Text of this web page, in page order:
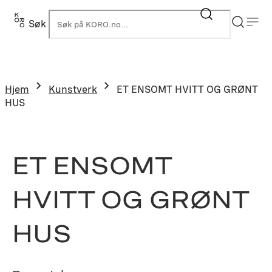
Hopp
Søk
Hjem Kunstverk
ET ENSOMT HVITT OG GRØNT
HUS
ET ENSOMT
HVITT OG GRØNT
HUS